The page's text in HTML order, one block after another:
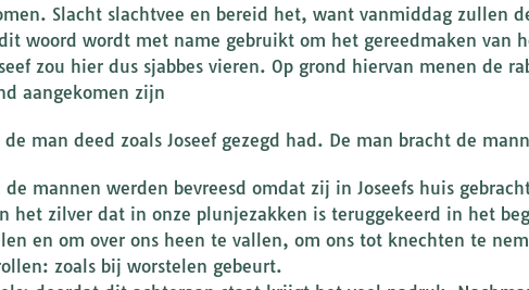
Slacht slachtvee en bereid het, want vanmiddag zullen
woord wordt met name gebruikt om het gereedmaken van
zou hier dus sjabbes vieren. Op grond hiervan menen de
aangekomen zijn
de man deed zoals Joseef gezegd had. De man bracht de
de mannen werden bevreesd omdat zij in Joseefs huis
het zilver dat in onze plunjezakken is teruggekeerd in het
en om over ons heen te vallen, om ons tot knechten te
zoals bij worstelen gebeurt.